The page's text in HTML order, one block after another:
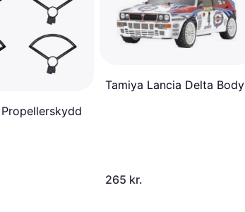
Tamiya Lancia Delta Body
265 kr.